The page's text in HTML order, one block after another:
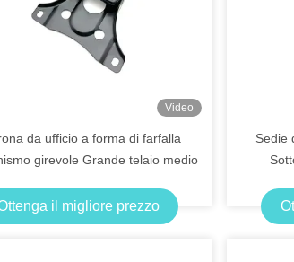
Video
da ufficio a forma di farfalla
girevole Grande telaio medio
il migliore prezzo
Sedie